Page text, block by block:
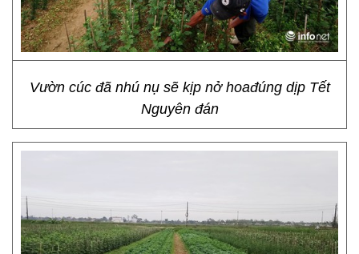
Vườn cúc đã nhú nụ sẽ kịp nở hoađúng dịp Tết
Nguyên đán